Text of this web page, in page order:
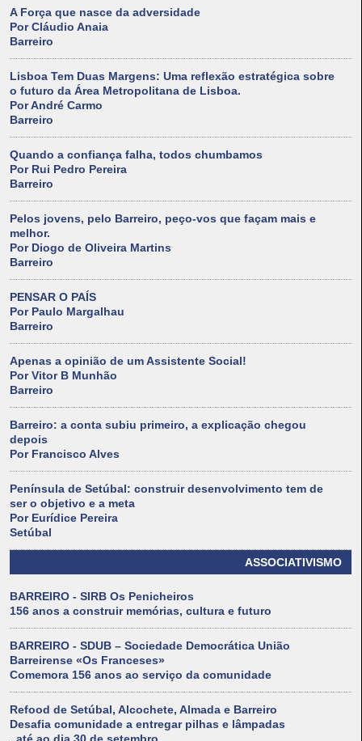
A Força que nasce da adversidade
Por Cláudio Anaia
Barreiro
Lisboa Tem Duas Margens: Uma reflexão estratégica sobre
o futuro da Área Metropolitana de Lisboa.
Por André Carmo
Barreiro
Quando a confiança falha, todos chumbamos
Por Rui Pedro Pereira
Barreiro
Pelos jovens, pelo Barreiro, peço-vos que façam mais e
melhor.
Por Diogo de Oliveira Martins
Barreiro
PENSAR O PAÍS
Por Paulo Margalhau
Barreiro
Apenas a opinião de um Assistente Social!
Por Vitor B Munhão
Barreiro
Barreiro: a conta subiu primeiro, a explicação chegou
depois
Por Francisco Alves
Península de Setúbal: construir desenvolvimento tem de
ser o objetivo e a meta
Por Eurídice Pereira
Setúbal
ASSOCIATIVISMO
BARREIRO - SIRB Os Penicheiros
156 anos a construir memórias, cultura e futuro
BARREIRO - SDUB – Sociedade Democrática União
Barreirense «Os Franceses»
Comemora 156 anos ao serviço da comunidade
Refood de Setúbal, Alcochete, Almada e Barreiro
Desafia comunidade a entregar pilhas e lâmpadas